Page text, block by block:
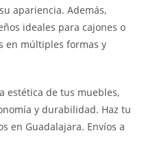
apariencia. Además,
ideales para cajones o
en múltiples formas y
estética de tus muebles,
y durabilidad. Haz tu
en Guadalajara. Envíos a